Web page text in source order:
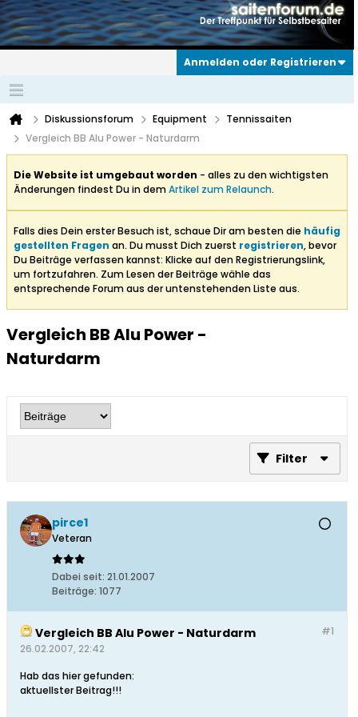
Anmelden oder Registrieren
Diskussionsforum Equipment
Tennissaiten
Vergleich BB Alu Power - Naturdarm
Die Website ist umgebaut worden - alles zu den wichtigsten
Änderungen findest Du in demArtikel zum Relaunch.
Falls dies Dein erster Besuch ist, schaue Dir am besten die häufig
gestellten Fragen an. Du musst Dich zuerst registrieren, bevor
Du Beiträge verfassen kannst: Klicke auf den Registrierungslink,
um fortzufahren. Zum Lesen der Beiträge wähle das
entsprechende Forum aus der untenstehenden Liste aus.
Vergleich BB Alu Power -
Naturdarm
Filter
pirce1
Veteran
Dabei seit: 21.01.2007
Beiträge: 1077
#1
Vergleich BB Alu Power - Naturdarm
26.02.2007, 22:42
Hab das hier gefunden:
aktuellster Beitrag!!!